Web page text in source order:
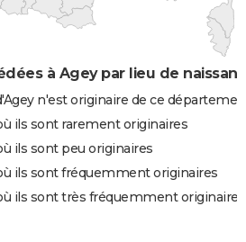
à Agey par lieu de
n'est originaire de ce
ils sont rarement originaires
ils sont peu originaires
ils sont fréquemment originaires
ils sont très fréquemment originaires